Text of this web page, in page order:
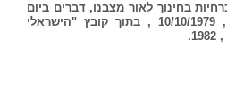
בחינוך לאור מצבנו, דברים ביום
עיון לזכרו של סגן רון ישי , 10/10/1979 , בתוך קובץ "הישראלי